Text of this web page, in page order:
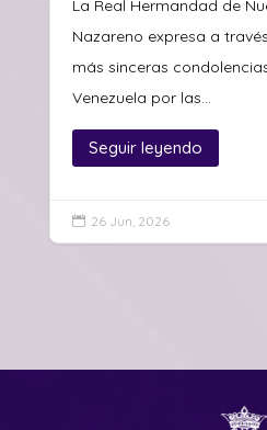
La Real Hermandad de
Nazareno expresa a
más sinceras
Venezuela por las...
Seguir leyendo
 26 Jun, 2026